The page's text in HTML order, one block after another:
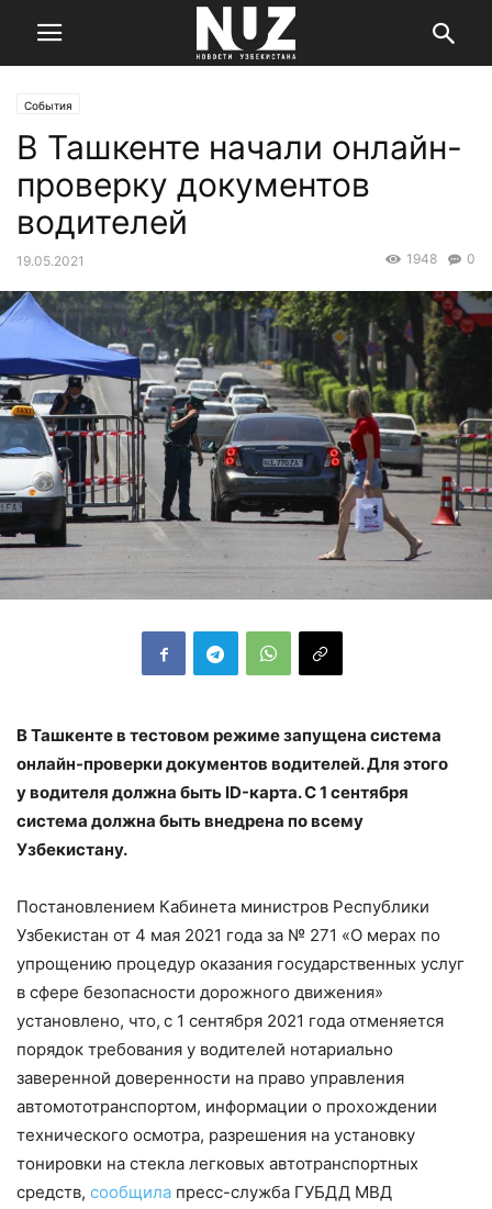
События
В Ташкенте начали онлайн-
проверку документов
водителей
19.05.2021 0
1948
В Ташкенте в тестовом режиме запущена система
онлайн-проверки документов водителей. Для этого
у водителя должна быть ID-карта. С 1 сентября
система должна быть внедрена по всему
Узбекистану.
Постановлением Кабинета министров Республики
Узбекистан от 4 мая 2021 года за № 271 «О мерах по
упрощению процедур оказания государственных услуг
в сфере безопасности дорожного движения»
установлено, что, с 1 сентября 2021 года отменяется
порядок требования у водителей нотариально
заверенной доверенности на право управления
автомототранспортом, информации о прохождении
технического осмотра, разрешения на установку
тонировки на стекла легковых автотранспортных
средств, сообщила пресс-служба ГУБДД МВД